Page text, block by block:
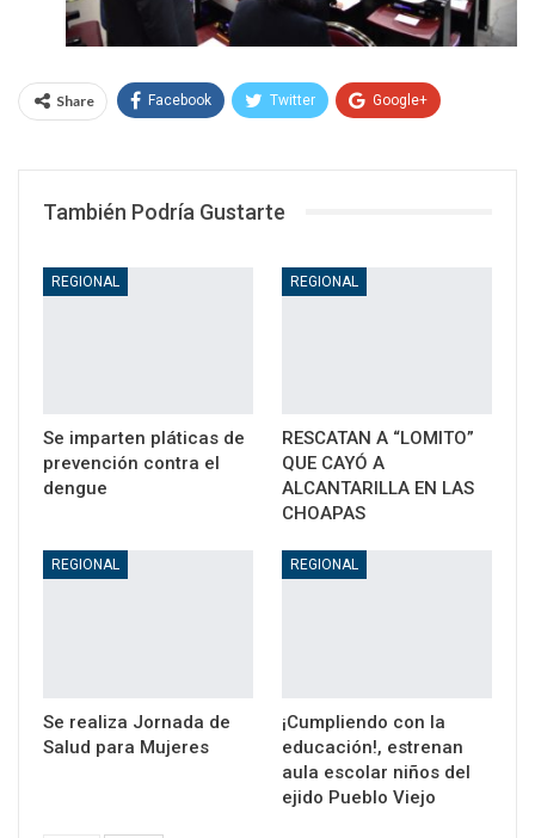
Share Facebook Twitter Google+
También Podría Gustarte
REGIONAL
Se imparten pláticas de
prevención contra el
dengue
REGIONAL
RESCATAN A “LOMITO”
QUE CAYÓ A
ALCANTARILLA EN LAS
CHOAPAS
REGIONAL
Se realiza Jornada de
Salud para Mujeres
REGIONAL
¡Cumpliendo con la
educación!, estrenan
aula escolar niños del
ejido Pueblo Viejo